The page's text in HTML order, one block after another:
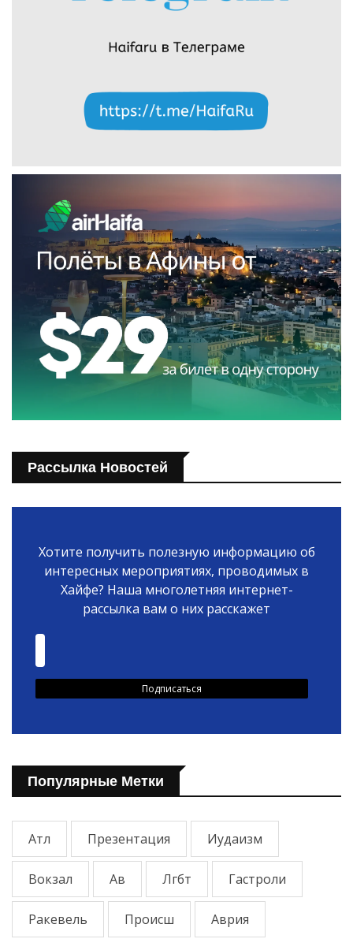
Рассылка Новостей
Хотите получить полезную информацию об
интересных мероприятиях, проводимых в
Хайфе? Наша многолетняя интернет-
рассылка вам о них расскажет
Популярные Метки
Атл Презентация Иудаизм
Вокзал Ав Лгбт Гастроли
Ракевель Происш Аврия